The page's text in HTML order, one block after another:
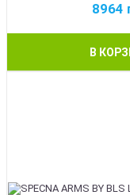
8964
В